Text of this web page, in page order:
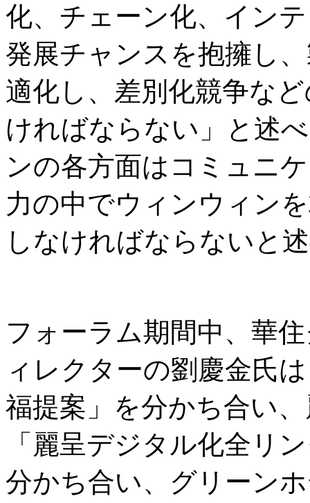
化、チェーン化、イン
発展チャンスを抱擁し
適化し、差別化競争な
ければならない」と述
ンの各方面はコミュニ
力の中でウィンウィン
しなければならないと
フォーラム期間中、華
ィレクターの劉慶金氏
福提案」を分かち合い
「麗呈デジタル化全リ
分かち合い、グリーン